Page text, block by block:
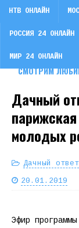
СМОТРИМ
НТВ ОНЛАЙН
РОССИЯ 24 ОНЛАЙН
МИР 24 ОНЛАЙН
Дачный
молодых
Дачный ответ
20.01.2019
Эфир